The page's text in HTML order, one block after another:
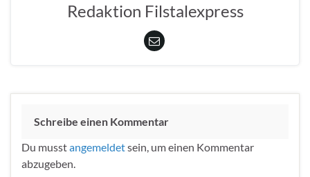
Redaktion Filstalexpress
Schreibe einen Kommentar
Du musstangemeldetsein, um einen Kommentar
abzugeben.